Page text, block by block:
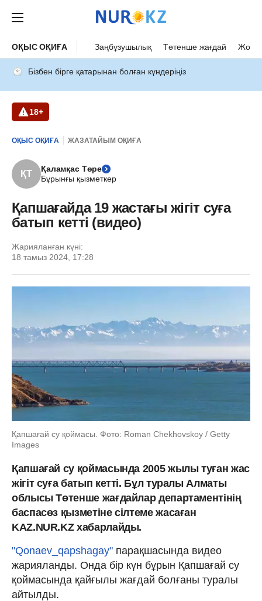
ОҚЫС ОҚИҒА Заңбұзушылық Төтенше жағдай Жол
Бізбен бірге қатарынан болған күндеріңіз
18+
ОҚЫС ОҚИҒА ЖАЗАТАЙЫМ ОҚИҒА
ҚТ
Қаламқас Төре
Бұрынғы қызметкер
Қапшағайда 19 жастағы жігіт суға
батып кетті (видео)
Жарияланған күні:
18 тамыз 2024, 17:28
Қапшағай су қоймасы. Фото: Roman Chekhovskoy / Getty
Images
Қапшағай су қоймасында 2005 жылы туған жас
жігіт суға батып кетті. Бұл туралы Алматы
облысы Төтенше жағдайлар департаментінің
баспасөз қызметіне сілтеме жасаған
KAZ.NUR.KZ хабарлайды.
"Qonaev_qapshagay" парақшасында видео
жарияланды. Онда бір күн бұрын Қапшағай су
қоймасында қайғылы жағдай болғаны туралы
айтылды.